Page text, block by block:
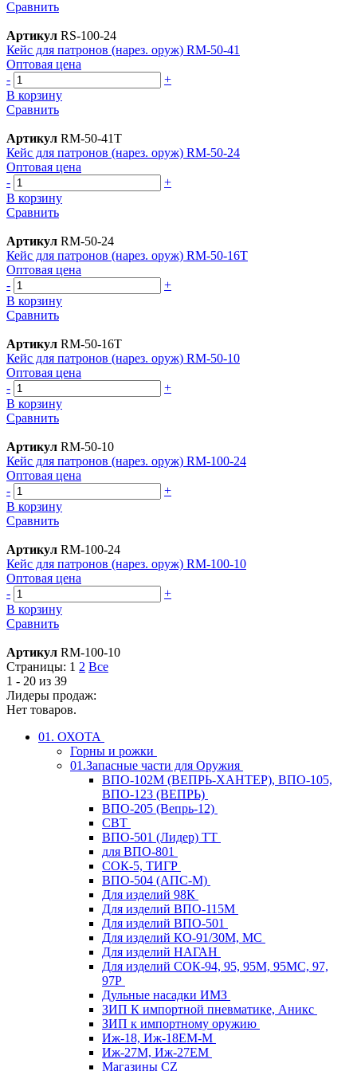
Сравнить
Артикул RS-100-24
Кейс для патронов (нарез. оруж) RM-50-41
Оптовая цена
-
+
В корзину
Сравнить
Артикул RM-50-41T
Кейс для патронов (нарез. оруж) RM-50-24
Оптовая цена
-
+
В корзину
Сравнить
Артикул RM-50-24
Кейс для патронов (нарез. оруж) RM-50-16T
Оптовая цена
-
+
В корзину
Сравнить
Артикул RM-50-16Т
Кейс для патронов (нарез. оруж) RM-50-10
Оптовая цена
-
+
В корзину
Сравнить
Артикул RM-50-10
Кейс для патронов (нарез. оруж) RM-100-24
Оптовая цена
-
+
В корзину
Сравнить
Артикул RM-100-24
Кейс для патронов (нарез. оруж) RM-100-10
Оптовая цена
-
+
В корзину
Сравнить
Артикул RM-100-10
Страницы: 1 2 Все
1 - 20 из 39
Лидеры продаж:
Нет товаров.
01. ОХОТА
Горны и рожки
01.Запасные части для Оружия
ВПО-102М (ВЕПРЬ-ХАНТЕР), ВПО-105,
ВПО-123 (ВЕПРЬ)
ВПО-205 (Вепрь-12)
СВТ
ВПО-501 (Лидер) ТТ
для ВПО-801
СОК-5, ТИГР
ВПО-504 (АПС-М)
Для изделий 98К
Для изделий ВПО-115М
Для изделий ВПО-501
Для изделий КО-91/30М, МС
Для изделий НАГАН
Для изделий СОК-94, 95, 95М, 95МС, 97,
97Р
Дульные насадки ИМЗ
ЗИП К импортной пневматике, Аникс
ЗИП к импортному оружию
Иж-18, Иж-18ЕМ-М
Иж-27М, Иж-27ЕМ
Магазины CZ